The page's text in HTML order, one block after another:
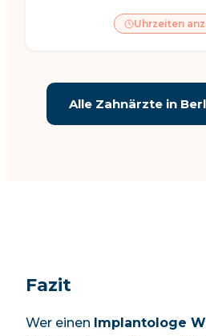
Uhrzeiten
Alle Zahnärzte in
Fazit
Wer einen Implantologe